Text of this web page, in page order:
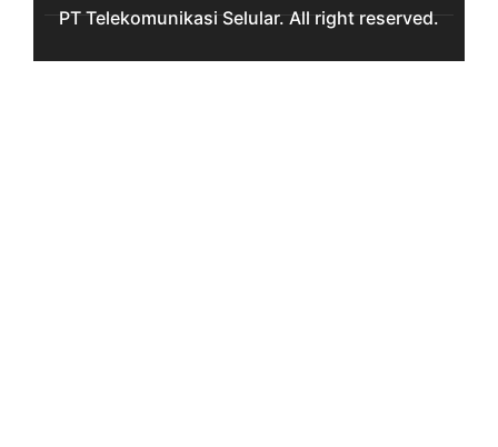
PT Telekomunikasi Selular. All right reserved.